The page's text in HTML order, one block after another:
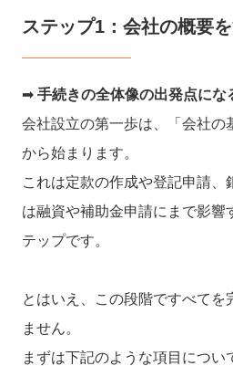
ステップ1：会社の概要
➡︎ 手続きの全体像の出発点にな
会社設立の第一歩は、「会社の
から始まります。
これは定款の作成や登記申請、
は融資や補助金申請にまで影響
テップです。
とはいえ、この段階ですべてを
ません。
まずは下記のような項目につい